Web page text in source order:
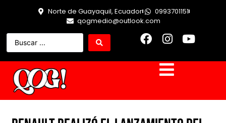
Norte de Guayaquil, Ecuador
0993701151
qogmedio@outlook.com